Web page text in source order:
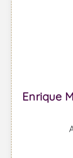
Enrique